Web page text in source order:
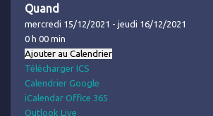
Quand
mercredi 15/12/2021 - jeudi 16/12/2021
0 h 00 min
Ajouter au Calendrier
Télécharger ICS
Calendrier Google
iCalendar Office 365
Outlook Live